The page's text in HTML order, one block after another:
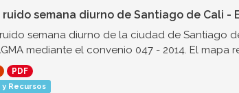
ruido semana diurno de Santiago de Cali -
semana diurno de la ciudad de Santiago
mediante el convenio 047 - 2014. El mapa
PDF
Recursos